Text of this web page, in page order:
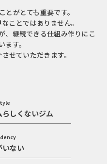
とがとても重要です。
ことではありません。
、継続できる仕組み作りにこ
ます。
せていただきます。
しくないジム
いない